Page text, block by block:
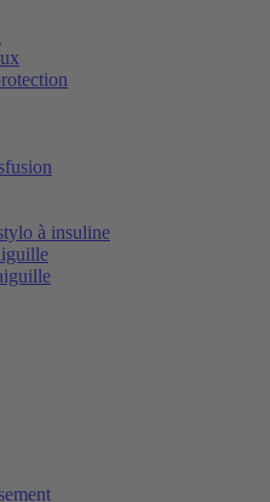
à insuline